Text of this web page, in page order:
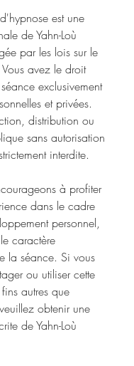
est une
de Yahn-Loù
par les lois sur le
avez le droit
exclusivement
et privées.
distribution ou
sans autorisation
interdite.
à profiter
dans le cadre
personnel,
caractère
la séance. Si vous
ou utiliser cette
autres que
obtenir une
de Yahn-Loù